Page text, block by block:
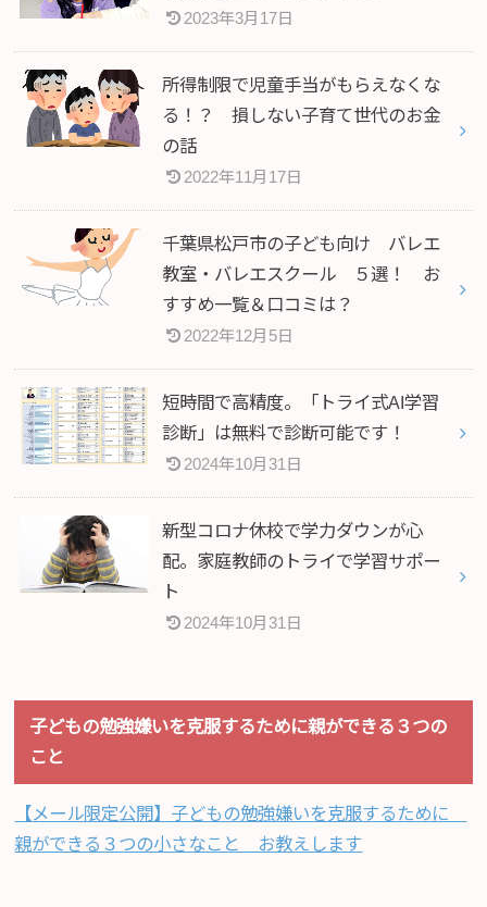
2023年3月17日
所得制限で児童手当がもらえなくな
る！？ 損しない子育て世代のお金
の話
2022年11月17日
千葉県松戸市の子ども向け バレエ
教室・バレエスクール ５選！ お
すすめ一覧＆口コミは？
2022年12月5日
短時間で高精度。「トライ式AI学習
診断」は無料で診断可能です！
2024年10月31日
新型コロナ休校で学力ダウンが心
配。家庭教師のトライで学習サポー
ト
2024年10月31日
子どもの勉強嫌いを克服するために親ができる３つの
こと
【メール限定公開】子どもの勉強嫌いを克服するために
親ができる３つの小さなこと お教えします